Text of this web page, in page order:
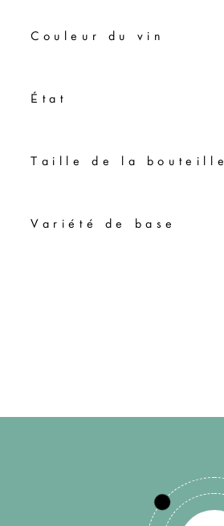
Couleur du vin
État
Τaille de la bouteille
Variété de base